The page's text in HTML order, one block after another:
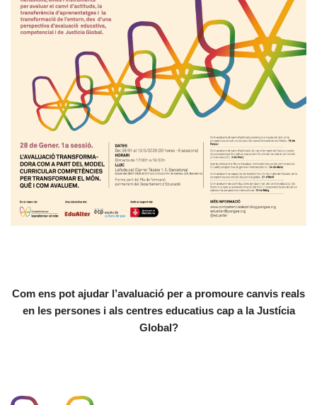
Com ens pot ajudar l’avaluació per a promoure canvis reals
en les persones i als centres educatius cap a la Justícia
Global?